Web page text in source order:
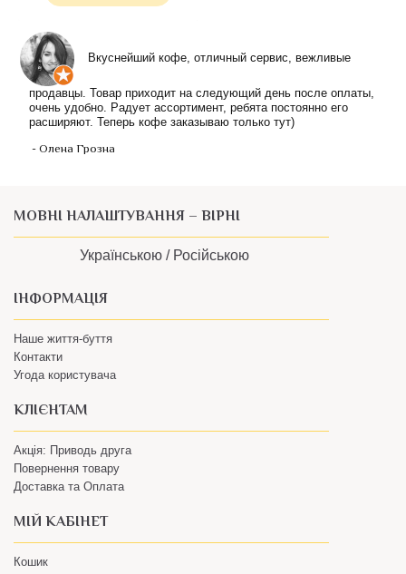
Українською /Російською
Наше життя-буття
Контакти
Угода користувача
Акція: Приводь друга
Повернення товару
Доставка та Оплата
Кошик
Особистий Кабінет